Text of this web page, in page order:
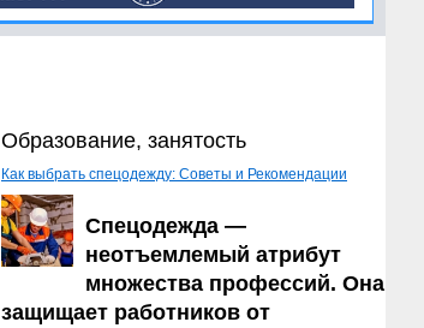
Образование, занятость
Как выбрать спецодежду: Советы и Рекомендации
Спецодежда —
неотъемлемый атрибут
множества профессий. Она
защищает работников от